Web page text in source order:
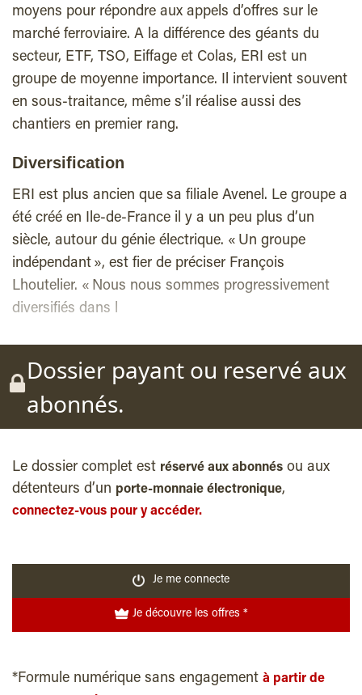
moyens pour répondre aux appels d’offres sur le
marché ferroviaire. A la différence des géants du
secteur, ETF, TSO, Eiffage et Colas, ERI est un
groupe de moyenne importance. Il intervient souvent
en sous-traitance, même s’il réalise aussi des
chantiers en premier rang.
Diversification
ERI est plus ancien que sa filiale Avenel. Le groupe a
été créé en Ile-de-France il y a un peu plus d’un
siècle, autour du génie électrique. « Un groupe
indépendant », est fier de préciser François
Lhoutelier. « Nous nous sommes progressivement
diversifiés dans l
Dossier payant ou reservé aux
abonnés.
Le dossier complet est réservé aux abonnés ou aux
détenteurs d’un porte-monnaie électronique,
connectez-vous pour y accéder.
Je me connecte
Je découvre les offres *
*Formule numérique sans engagement à partir de